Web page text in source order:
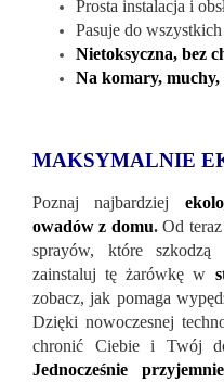
Prosta instalacja i
Pasuje do
Nietoksyczna, bez
Na komary, muchy,
MAKSYMALNIE
Poznaj najbardziej
owadów z domu.Od teraz
sprayów, które
zainstaluj tę żarówkę w
zobacz, jak pomaga
Dzięki nowoczesnej
chronić Ciebie i Twój
Jednocześnie